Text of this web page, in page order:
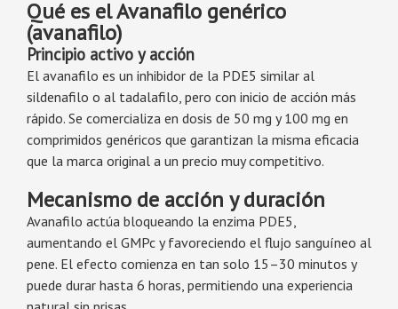
Qué es el Avanafilo genérico
(avanafilo)
Principio activo y acción
El avanafilo es un inhibidor de la PDE5 similar al
sildenafilo o al tadalafilo, pero con inicio de acción más
rápido. Se comercializa en dosis de 50 mg y 100 mg en
comprimidos genéricos que garantizan la misma eficacia
que la marca original a un precio muy competitivo.
Mecanismo de acción y duración
Avanafilo actúa bloqueando la enzima PDE5,
aumentando el GMPc y favoreciendo el flujo sanguíneo al
pene. El efecto comienza en tan solo 15–30 minutos y
puede durar hasta 6 horas, permitiendo una experiencia